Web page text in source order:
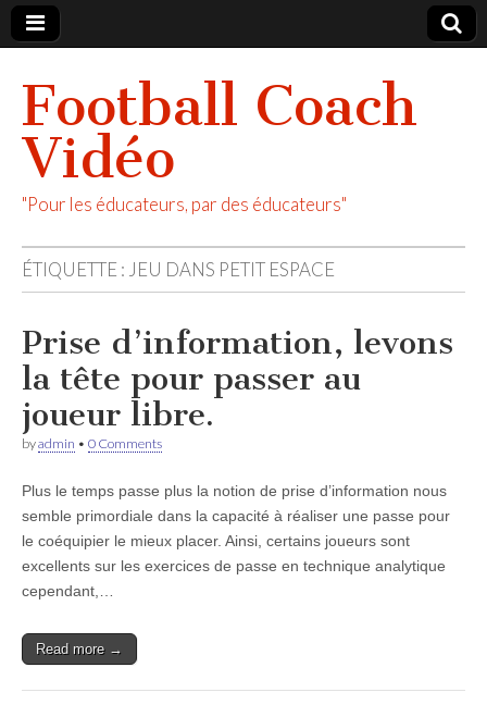
Football Coach
Vidéo
"Pour les éducateurs, par des éducateurs"
ÉTIQUETTE : JEU DANS PETIT ESPACE
Prise d’information, levons
la tête pour passer au
joueur libre.
byadmin • 0 Comments
Plus le temps passe plus la notion de prise d’information nous
semble primordiale dans la capacité à réaliser une passe pour
le coéquipier le mieux placer. Ainsi, certains joueurs sont
excellents sur les exercices de passe en technique analytique
cependant,…
Read more →